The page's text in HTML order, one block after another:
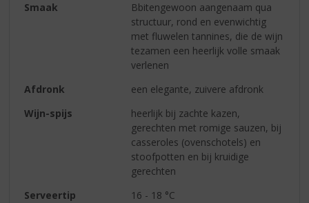
Smaak
Bbitengewoon aangenaam qua
structuur, rond en evenwichtig
met fluwelen tannines, die de wijn
tezamen een heerlijk volle smaak
verlenen
Afdronk
een elegante, zuivere afdronk
Wijn-spijs
heerlijk bij zachte kazen,
gerechten met romige sauzen, bij
casseroles (ovenschotels) en
stoofpotten en bij kruidige
gerechten
Serveertip
16 - 18 °C